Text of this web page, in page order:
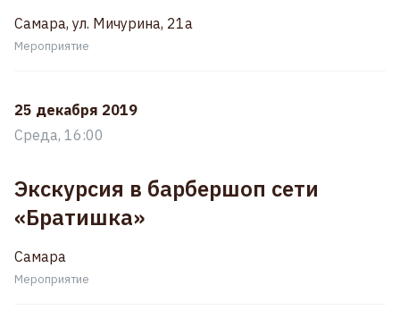
Самара, ул. Мичурина, 21а
Мероприятие
25 декабря 2019
Среда, 16:00
Экскурсия в барбершоп сети
«Братишка»
Самара
Мероприятие